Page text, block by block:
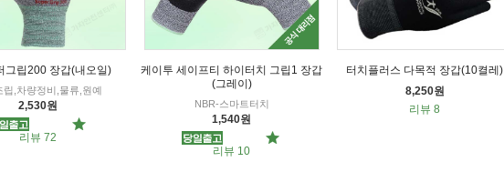
그립200 장갑(내오일)
립,차량정비,물류,원예
2,530원
리뷰 72
케이투 세이프티 하이터치 그립1 장갑
(그레이)
NBR-스마트터치
1,540원
리뷰 10
터치플러스 다목적 장갑(10켤레)
8,250원
리뷰 8